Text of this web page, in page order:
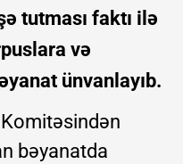
tutması faktı ilə
və
ünvanlayıb.
bəyanatda